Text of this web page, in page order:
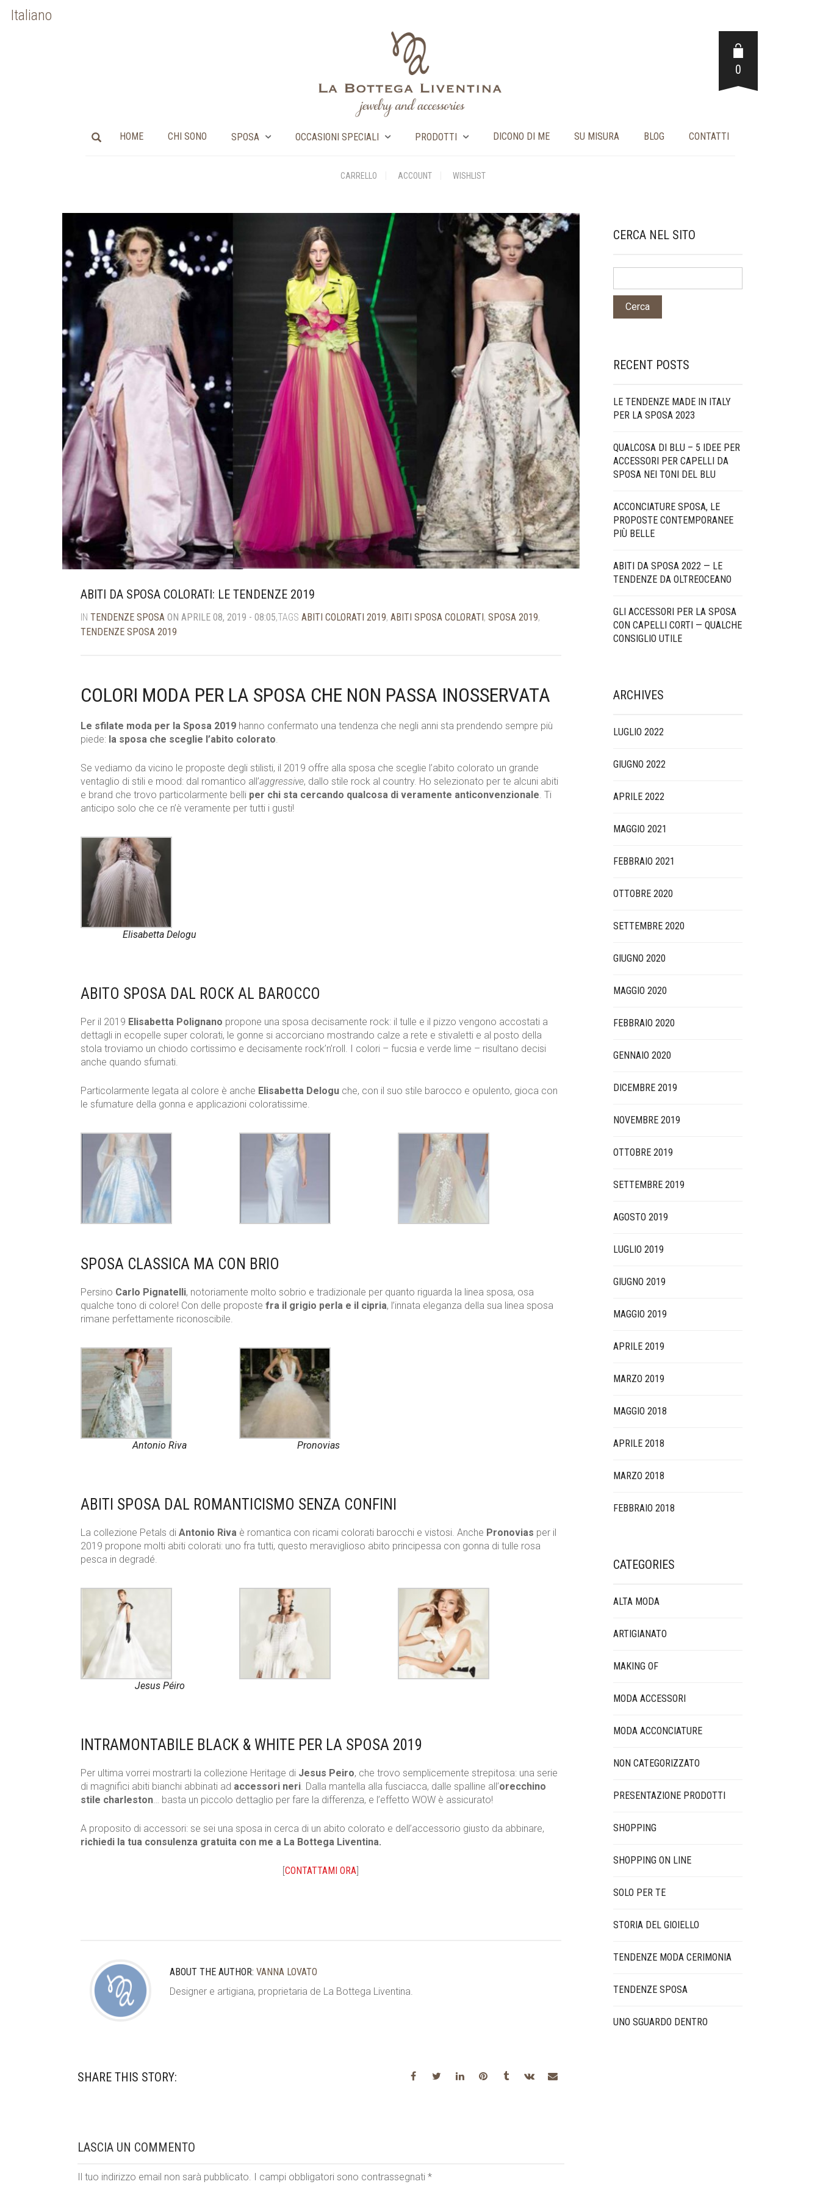
Italiano
HOME CHI SONO SPOSA OCCASIONI SPECIALI PRODOTTI DICONO DI ME SU MISURA BLOG CONTATTI
CARRELLO ACCOUNT WISHLIST
0
ABITI DA SPOSA COLORATI: LE TENDENZE 2019
IN TENDENZE SPOSA ON APRILE 08, 2019 - 08:05,TAGS ABITI COLORATI 2019, ABITI SPOSA COLORATI , SPOSA 2019,
TENDENZE SPOSA 2019
COLORI MODA PER LA SPOSA CHE NON PASSA INOSSERVATA
Le sfilate moda per la Sposa 2019 hanno confermato una tendenza che negli anni sta prendendo sempre più
piede: la sposa che sceglie l’abito colorato.
Se vediamo da vicino le proposte degli stilisti, il 2019 offre alla sposa che sceglie l’abito colorato un grande
ventaglio di stili e mood: dal romantico all’aggressive, dallo stile rock al country. Ho selezionato per te alcuni abiti
e brand che trovo particolarmente belli per chi sta cercando qualcosa di veramente anticonvenzionale. Ti
anticipo solo che ce n’è veramente per tutti i gusti!
Elisabetta Delogu
ABITO SPOSA DAL ROCK AL BAROCCO
Per il 2019 Elisabetta Polignano propone una sposa decisamente rock: il tulle e il pizzo vengono accostati a
dettagli in ecopelle super colorati, le gonne si accorciano mostrando calze a rete e stivaletti e al posto della
stola troviamo un chiodo cortissimo e decisamente rock’n’roll. I colori – fucsia e verde lime – risultano decisi
anche quando sfumati.
Particolarmente legata al colore è anche Elisabetta Delogu che, con il suo stile barocco e opulento, gioca con
le sfumature della gonna e applicazioni coloratissime.
SPOSA CLASSICA MA CON BRIO
Persino Carlo Pignatelli, notoriamente molto sobrio e tradizionale per quanto riguarda la linea sposa, osa
qualche tono di colore! Con delle proposte fra il grigio perla e il cipria, l’innata eleganza della sua linea sposa
rimane perfettamente riconoscibile.
Antonio Riva Pronovias
ABITI SPOSA DAL ROMANTICISMO SENZA CONFINI
La collezione Petals di Antonio Riva è romantica con ricami colorati barocchi e vistosi. Anche Pronovias per il
2019 propone molti abiti colorati: uno fra tutti, questo meraviglioso abito principessa con gonna di tulle rosa
pesca in degradé.
Jesus Péiro
INTRAMONTABILE BLACK & WHITE PER LA SPOSA 2019
Per ultima vorrei mostrarti la collezione Heritage di Jesus Peiro, che trovo semplicemente strepitosa: una serie
di magnifici abiti bianchi abbinati ad accessori neri. Dalla mantella alla fusciacca, dalle spalline all’orecchino
stile charleston… basta un piccolo dettaglio per fare la differenza, e l’effetto WOW è assicurato!
A proposito di accessori: se sei una sposa in cerca di un abito colorato e dell’accessorio giusto da abbinare,
richiedi la tua consulenza gratuita con me a La Bottega Liventina.
[CONTATTAMI ORA
ABOUT THE AUTHOR:VANNA LOVATO
Designer e artigiana, proprietaria de La Bottega Liventina.
SHARE THIS STORY:
LASCIA UN COMMENTO
Il tuo indirizzo email non sarà pubblicato. I campi obbligatori sono contrassegnati *
CERCA NEL SITO
RECENT POSTS
LE TENDENZE MADE IN ITALY
PER LA SPOSA 2023
QUALCOSA DI BLU – 5 IDEE PER
ACCESSORI PER CAPELLI DA
SPOSA NEI TONI DEL BLU
ACCONCIATURE SPOSA, LE
PROPOSTE CONTEMPORANEE
PIÙ BELLE
ABITI DA SPOSA 2022 — LE
TENDENZE DA OLTREOCEANO
GLI ACCESSORI PER LA SPOSA
CON CAPELLI CORTI — QUALCHE
CONSIGLIO UTILE
ARCHIVES
LUGLIO 2022
GIUGNO 2022
APRILE 2022
MAGGIO 2021
FEBBRAIO 2021
OTTOBRE 2020
SETTEMBRE 2020
GIUGNO 2020
MAGGIO 2020
FEBBRAIO 2020
GENNAIO 2020
DICEMBRE 2019
NOVEMBRE 2019
OTTOBRE 2019
SETTEMBRE 2019
AGOSTO 2019
LUGLIO 2019
GIUGNO 2019
MAGGIO 2019
APRILE 2019
MARZO 2019
MAGGIO 2018
APRILE 2018
MARZO 2018
FEBBRAIO 2018
CATEGORIES
ALTA MODA
ARTIGIANATO
MAKING OF
MODA ACCESSORI
MODA ACCONCIATURE
NON CATEGORIZZATO
PRESENTAZIONE PRODOTTI
SHOPPING
SHOPPING ON LINE
SOLO PER TE
STORIA DEL GIOIELLO
TENDENZE MODA CERIMONIA
TENDENZE SPOSA
UNO SGUARDO DENTRO